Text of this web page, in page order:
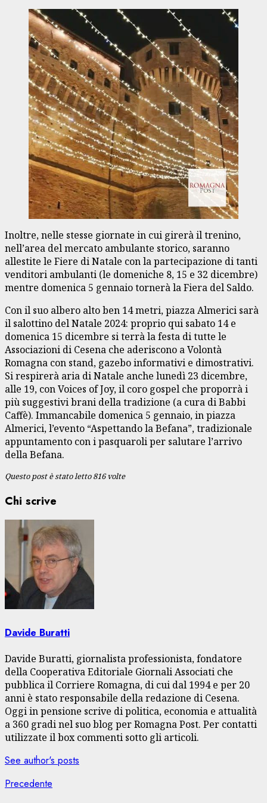
Inoltre, nelle stesse giornate in cui girerà il trenino,
nell’area del mercato ambulante storico, saranno
allestite le Fiere di Natale con la partecipazione di tanti
venditori ambulanti (le domeniche 8, 15 e 32 dicembre)
mentre domenica 5 gennaio tornerà la Fiera del Saldo.
Con il suo albero alto ben 14 metri, piazza Almerici sarà
il salottino del Natale 2024: proprio qui sabato 14 e
domenica 15 dicembre si terrà la festa di tutte le
Associazioni di Cesena che aderiscono a Volontà
Romagna con stand, gazebo informativi e dimostrativi.
Si respirerà aria di Natale anche lunedì 23 dicembre,
alle 19, con Voices of Joy, il coro gospel che proporrà i
più suggestivi brani della tradizione (a cura di Babbi
Caffè). Immancabile domenica 5 gennaio, in piazza
Almerici, l’evento “Aspettando la Befana”, tradizionale
appuntamento con i pasquaroli per salutare l’arrivo
della Befana.
Questo post è stato letto 816 volte
Chi scrive
Davide Buratti
Davide Buratti, giornalista professionista, fondatore
della Cooperativa Editoriale Giornali Associati che
pubblica il Corriere Romagna, di cui dal 1994 e per 20
anni è stato responsabile della redazione di Cesena.
Oggi in pensione scrive di politica, economia e attualità
a 360 gradi nel suo blog per Romagna Post. Per contatti
utilizzate il box commenti sotto gli articoli.
See author's posts
Navigazione
Precedente